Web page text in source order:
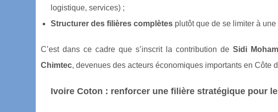
logistique, services) ;
Structurer des filières complètes plutôt que de se limiter à
C’est dans ce cadre que s’inscrit la contribution de Sidi
Chimtec, devenues des acteurs économiques importants en Côte
Ivoire Coton : renforcer une filière stratégique pour